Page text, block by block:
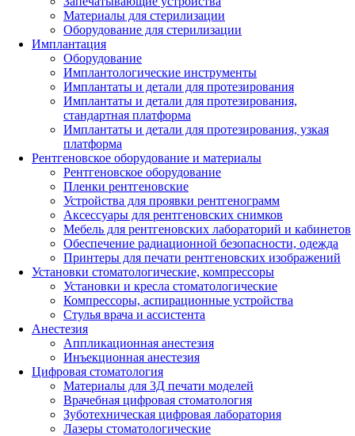
Материалы для стерилизации
Оборудование для стерилизации
Имплантация
Оборудование
Имплантологические инструменты
Имплантаты и детали для протезирования
Имплантаты и детали для протезирования,
стандартная платформа
Имплантаты и детали для протезирования, узкая
платформа
Рентгеновское оборудование и материалы
Рентгеновское оборудование
Пленки рентгеновские
Устройства для проявки рентгенограмм
Аксессуары для рентгеновских снимков
Мебель для рентгеновских лабораторий и кабинетов
Обеспечение радиационной безопасности, одежда
Принтеры для печати рентгеновских изображений
Установки стоматологические, компрессоры
Установки и кресла стоматологические
Компрессоры, аспирационные устройства
Стулья врача и ассистента
Анестезия
Аппликационная анестезия
Инъекционная анестезия
Цифровая стоматология
Материалы для 3Д печати моделей
Врачебная цифровая стоматология
Зуботехническая цифровая лаборатория
Лазеры стоматологические